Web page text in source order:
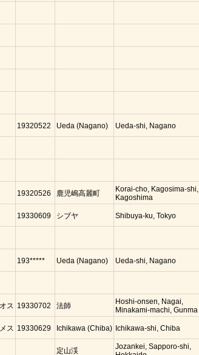
19320522 Ueda (Nagano) Ueda-shi, Nagano
19320526 鹿児嶋高麗町
Korai-cho, Kagosima-shi,
Kagoshima
19330609 シブヤ Shibuya-ku, Tokyo
193***** Ueda (Nagano) Ueda-shi, Nagano
オス 19330702 法師
Hoshi-onsen, Nagai,
Minakami-machi, Gunma
メス 19330629 Ichikawa (Chiba) Ichikawa-shi, Chiba
定山渓
Jozankei, Sapporo-shi,